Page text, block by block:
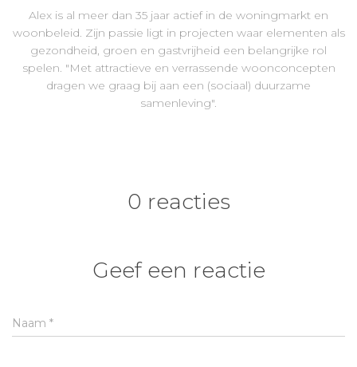
Alex is al meer dan 35 jaar actief in de woningmarkt en
woonbeleid. Zijn passie ligt in projecten waar elementen als
gezondheid, groen en gastvrijheid een belangrijke rol
spelen. "Met attractieve en verrassende woonconcepten
dragen we graag bij aan een (sociaal) duurzame
samenleving".
0 reacties
Geef een reactie
Naam *